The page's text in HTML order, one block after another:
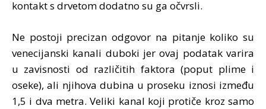
kontakt s drvetom dodatno su ga očvrsli.
Ne postoji precizan odgovor na pitanje koliko su
venecijanski kanali duboki jer ovaj podatak varira
u zavisnosti od različitih faktora (poput plime i
oseke), ali njihova dubina u proseku iznosi između
1,5 i dva metra. Veliki kanal koji protiče kroz samo